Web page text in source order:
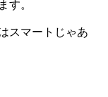
す。
スマートじゃあ